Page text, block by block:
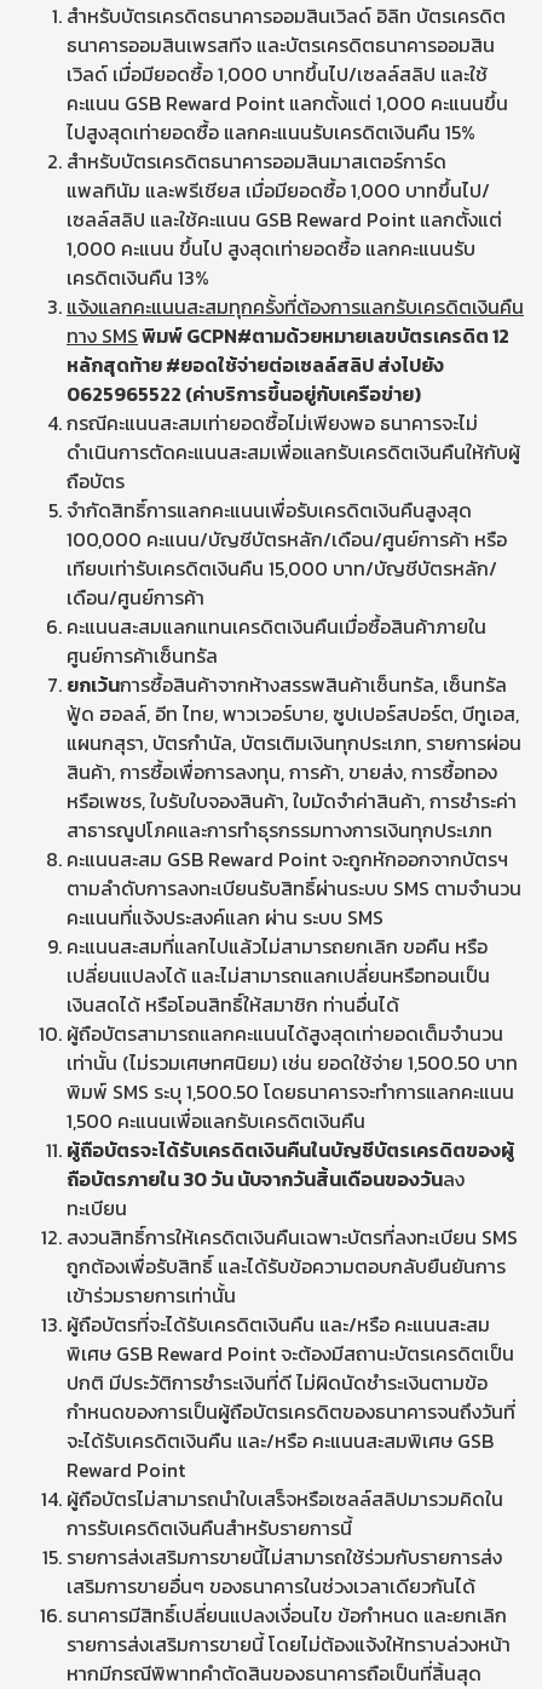
สำหรับบัตรเครดิตธนาคารออมสินเวิลด์ อิลิท บัตรเครดิต
ธนาคารออมสินเพรสทีจ และบัตรเครดิตธนาคารออมสิน
เวิลด์ เมื่อมียอดซื้อ 1,000 บาทขึ้นไป/เซลล์สลิป และใช้
คะแนน GSB Reward Point แลกตั้งแต่ 1,000 คะแนนขึ้น
ไปสูงสุดเท่ายอดซื้อ แลกคะแนนรับเครดิตเงินคืน 15%
สำหรับบัตรเครดิตธนาคารออมสินมาสเตอร์การ์ด
แพลทินัม และพรีเชียส เมื่อมียอดซื้อ 1,000 บาทขึ้นไป/
เซลล์สลิป และใช้คะแนน GSB Reward Point แลกตั้งแต่
1,000 คะแนน ขึ้นไป สูงสุดเท่ายอดซื้อ แลกคะแนนรับ
เครดิตเงินคืน 13%
แจ้งแลกคะแนนสะสมทุกครั้งที่ต้องการแลกรับเครดิตเงินคืน
ทาง SMSพิมพ์GCPN#ตามด้วยหมายเลขบัตรเครดิต 12
หลักสุดท้าย#ยอดใช้จ่ายต่อเซลล์สลิป ส่งไปยัง
0625965522 (ค่าบริการขึ้นอยู่กับเครือข่าย)
กรณีคะแนนสะสมเท่ายอดซื้อไม่เพียงพอ ธนาคารจะไม่
ดำเนินการตัดคะแนนสะสมเพื่อแลกรับเครดิตเงินคืนให้กับผู้
ถือบัตร
จำกัดสิทธิ์การแลกคะแนนเพื่อรับเครดิตเงินคืนสูงสุด
100,000 คะแนน/บัญชีบัตรหลัก/เดือน/ศูนย์การค้า หรือ
เทียบเท่ารับเครดิตเงินคืน 15,000 บาท/บัญชีบัตรหลัก/
เดือน/ศูนย์การค้า
คะแนนสะสมแลกแทนเครดิตเงินคืนเมื่อซื้อสินค้าภายใน
ศูนย์การค้าเซ็นทรัล
ยกเว้นการซื้อสินค้าจากห้างสรรพสินค้าเซ็นทรัล, เซ็นทรัล
ฟู้ด ฮอลล์, อีท ไทย, พาวเวอร์บาย, ซูปเปอร์สปอร์ต, บีทูเอส,
แผนกสุรา, บัตรกำนัล, บัตรเติมเงินทุกประเภท, รายการผ่อน
สินค้า, การซื้อเพื่อการลงทุน, การค้า, ขายส่ง, การซื้อทอง
หรือเพชร, ใบรับใบจองสินค้า, ใบมัดจำค่าสินค้า, การชำระค่า
สาธารณูปโภคและการทำธุรกรรมทางการเงินทุกประเภท
คะแนนสะสม GSB Reward Point จะถูกหักออกจากบัตรฯ
ตามลำดับการลงทะเบียนรับสิทธิ์ผ่านระบบ SMS ตามจำนวน
คะแนนที่แจ้งประสงค์แลก ผ่าน ระบบ SMS
คะแนนสะสมที่แลกไปแล้วไม่สามารถยกเลิก ขอคืน หรือ
เปลี่ยนแปลงได้ และไม่สามารถแลกเปลี่ยนหรือทอนเป็น
เงินสดได้ หรือโอนสิทธิ์ให้สมาชิก ท่านอื่นได้
ผู้ถือบัตรสามารถแลกคะแนนได้สูงสุดเท่ายอดเต็มจำนวน
เท่านั้น (ไม่รวมเศษทศนิยม) เช่น ยอดใช้จ่าย 1,500.50 บาท
พิมพ์ SMS ระบุ 1,500.50 โดยธนาคารจะทำการแลกคะแนน
1,500 คะแนนเพื่อแลกรับเครดิตเงินคืน
ผู้ถือบัตรจะได้รับเครดิตเงินคืนในบัญชีบัตรเครดิตของผู้
ถือบัตรภายใน 30 วัน นับจากวันสิ้นเดือนของวันลง
ทะเบียน
สงวนสิทธิ์การให้เครดิตเงินคืนเฉพาะบัตรที่ลงทะเบียน SMS
ถูกต้องเพื่อรับสิทธิ์ และได้รับข้อความตอบกลับยืนยันการ
เข้าร่วมรายการเท่านั้น
ผู้ถือบัตรที่จะได้รับเครดิตเงินคืน และ/หรือ คะแนนสะสม
พิเศษ GSB Reward Point จะต้องมีสถานะบัตรเครดิตเป็น
ปกติ มีประวัติการชำระเงินที่ดี ไม่ผิดนัดชำระเงินตามข้อ
กำหนดของการเป็นผู้ถือบัตรเครดิตของธนาคารจนถึงวันที่
จะได้รับเครดิตเงินคืน และ/หรือ คะแนนสะสมพิเศษ GSB
Reward Point
ผู้ถือบัตรไม่สามารถนำใบเสร็จหรือเซลล์สลิปมารวมคิดใน
การรับเครดิตเงินคืนสำหรับรายการนี้
รายการส่งเสริมการขายนี้ไม่สามารถใช้ร่วมกับรายการส่ง
เสริมการขายอื่นๆ ของธนาคารในช่วงเวลาเดียวกันได้
ธนาคารมีสิทธิ์เปลี่ยนแปลงเงื่อนไข ข้อกำหนด และยกเลิก
รายการส่งเสริมการขายนี้ โดยไม่ต้องแจ้งให้ทราบล่วงหน้า
หากมีกรณีพิพาทคำตัดสินของธนาคารถือเป็นที่สิ้นสุด